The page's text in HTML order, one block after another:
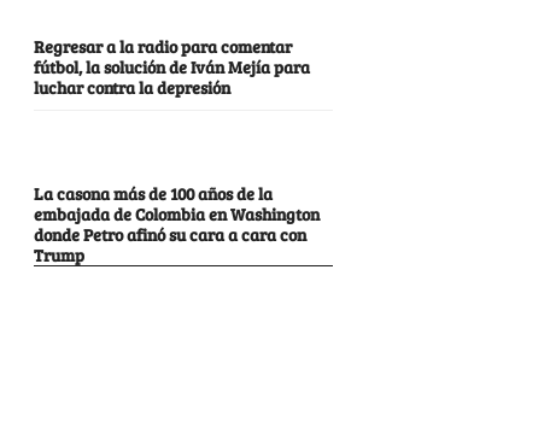
Regresar a la radio para comentar
fútbol, la solución de Iván Mejía para
luchar contra la depresión
La casona más de 100 años de la
embajada de Colombia en Washington
donde Petro afinó su cara a cara con
Trump